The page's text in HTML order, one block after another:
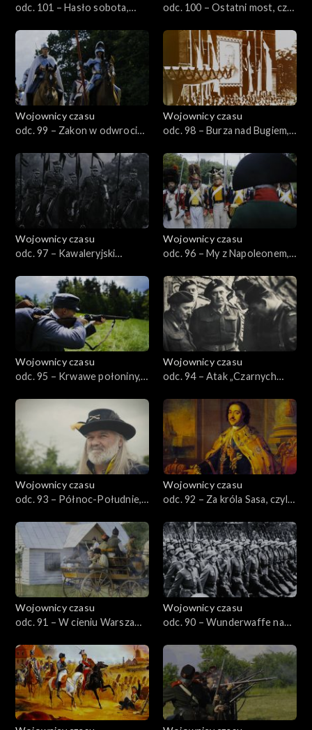
odc. 101 – Hasło sobota,
odc. 100 – Ostatni most, czyli
Wojownicy czasu
odc. 99 – Zakon w odwrocie,
Wojownicy czasu
odc. 98 – Burza nad Bugiem,
Wojownicy czasu
odc. 97 – Kawaleryjski
1933
Wojownicy czasu
odc. 96 – My z Napoleonem,
1812
Wojownicy czasu
odc. 95 – Krwawe połoniny,
Wojownicy czasu
odc. 94 – Atak „Czarnych
Wojownicy czasu
odc. 93 – Północ-Południe,
Polaków
Wojownicy czasu
odc. 92 – Za króla Sasa, czyli
Wojownicy czasu
odc. 91 – W cieniu Warszawy,
Wojownicy czasu
odc. 90 – Wunderwaffe nad